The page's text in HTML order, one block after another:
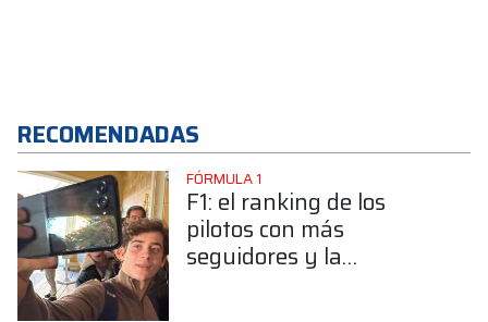
RECOMENDADAS
FÓRMULA 1
F1: el ranking de los
pilotos con más
seguidores y la